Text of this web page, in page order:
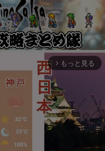
arrow_forward_ios もっと見る